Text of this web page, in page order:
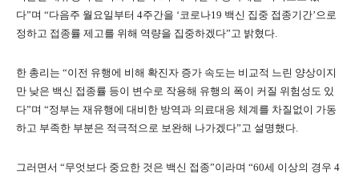
다”며 “다음주 월요일부터 4주간을 ‘코로나19 백신 집중 접종기간’으로
정하고 접종률 제고를 위해 역량을 집중하겠다”고 밝혔다.
한 총리는 “이전 유행에 비해 확진자 증가 속도는 비교적 느린 양상이지
만 낮은 백신 접종률 등이 변수로 작용해 유행의 폭이 커질 위험성도 있
다”며 “정부는 재유행에 대비한 방역과 의료대응 체계를 차질없이 가동
하고 부족한 부분은 적극적으로 보완해 나가겠다”고 설명했다.
그러면서 “무엇보다 중요한 것은 백신 접종”이라며 “60세 이상의 경우 4